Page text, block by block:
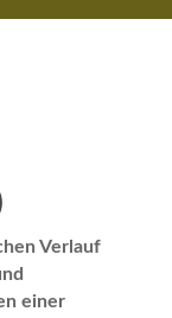
Verlauf
einer